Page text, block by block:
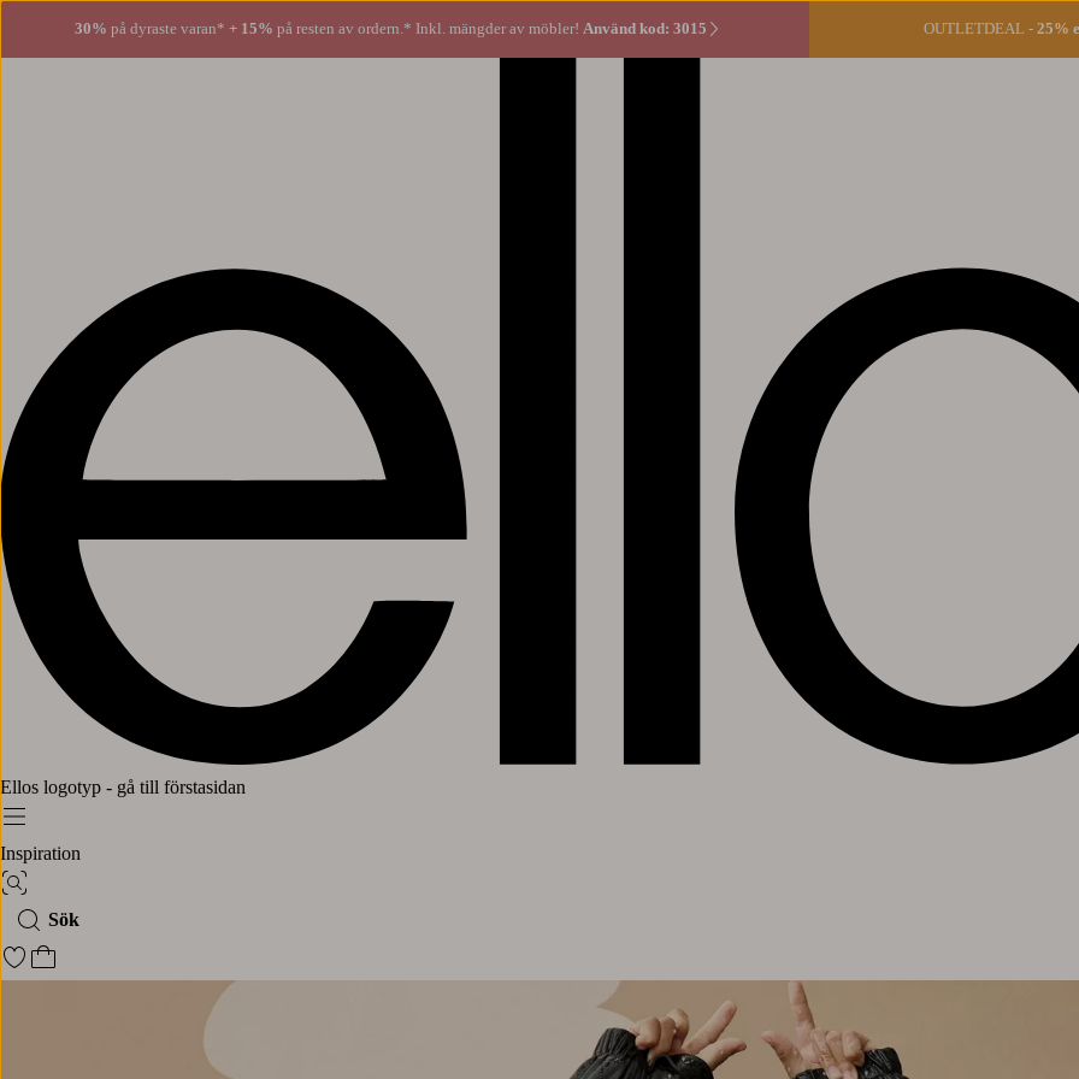
30% på dyraste varan* + 15% på resten av ordern.* Inkl. mängder av möbler! Använd kod: 3015 OUTLETDEAL - 25%
Ellos logotyp - gå till förstasidan
Meny
Inspiration
Bildsök
Sök
Gå till favoritmarkerade produkter
Gå till kundvagnen